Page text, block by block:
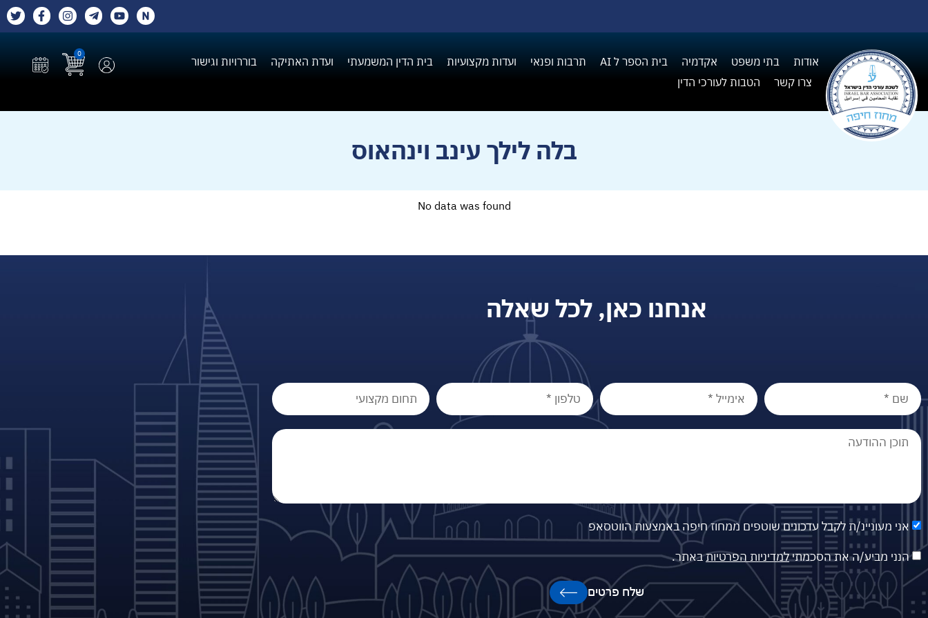
אודות בתי משפט אקדמיה בית הספר ל AI תרבות ופנאי ועדות מקצועיות בית הדין המשמעתי ועדת האתיקה
בוררויות וגישור
צרו קשר
הטבות לעורכי הדין
0
בלה לילך עינב וינהאוס
No data was found
אנחנו כאן, לכל שאלה
אני מעוניינ/ת לקבל עדכונים שוטפים ממחוז חיפה באמצעות הווטסאפ
הנני מביע/ה את הסכמתילמדיניות הפרטיותבאתר.
שלח פרטים